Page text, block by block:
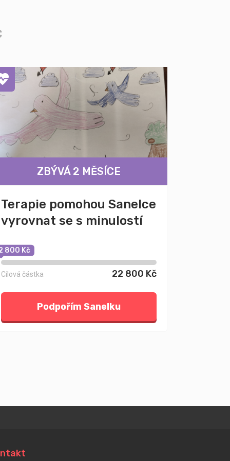
ZBÝVÁ 2 MĚSÍCE
Terapie pomohou Sanelce
vyrovnat se s minulostí
800 Kč
Cílová částka 22 800 Kč
Podpořím Sanelku